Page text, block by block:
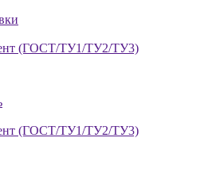
(ГОСТ/ТУ1/ТУ2/ТУ3)
(ГОСТ/ТУ1/ТУ2/ТУ3)